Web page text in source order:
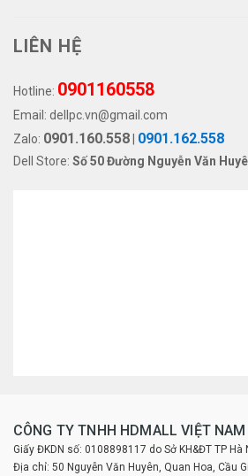
LIÊN HỆ
Hotline: 0901160558
Email: dellpc.vn@gmail.com
Zalo: 0901.160.558| 0901.162.558
Dell Store: Số 50 Đường Nguyễn Văn
CÔNG TY TNHH HDMALL VIỆT NAM
Giấy ĐKDN số: 0108898117 do Sở KH&ĐT TP Hà
Địa chỉ: 50 Nguyễn Văn Huyên, Quan Hoa, Cầu